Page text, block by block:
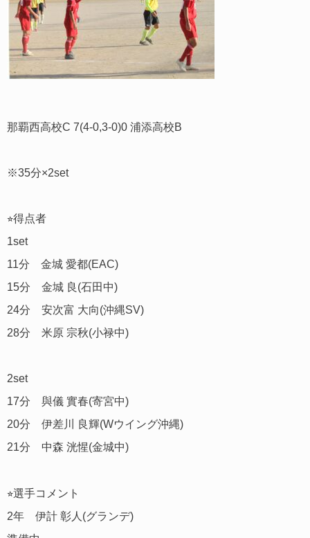
那覇西高校C 7(4-0,3-0)0 浦添高校B
※35分×2set
⭐︎得点者
1set
11分 金城 愛都(EAC)
15分 金城 良(石田中)
24分 安次富 大向(沖縄SV)
28分 米原 宗秋(小禄中)
2set
17分 與儀 實春(寄宮中)
20分 伊差川 良輝(Wウイング沖縄)
21分 中森 洸惺(金城中)
⭐︎選手コメント
2年 伊計 彰人(グランデ)